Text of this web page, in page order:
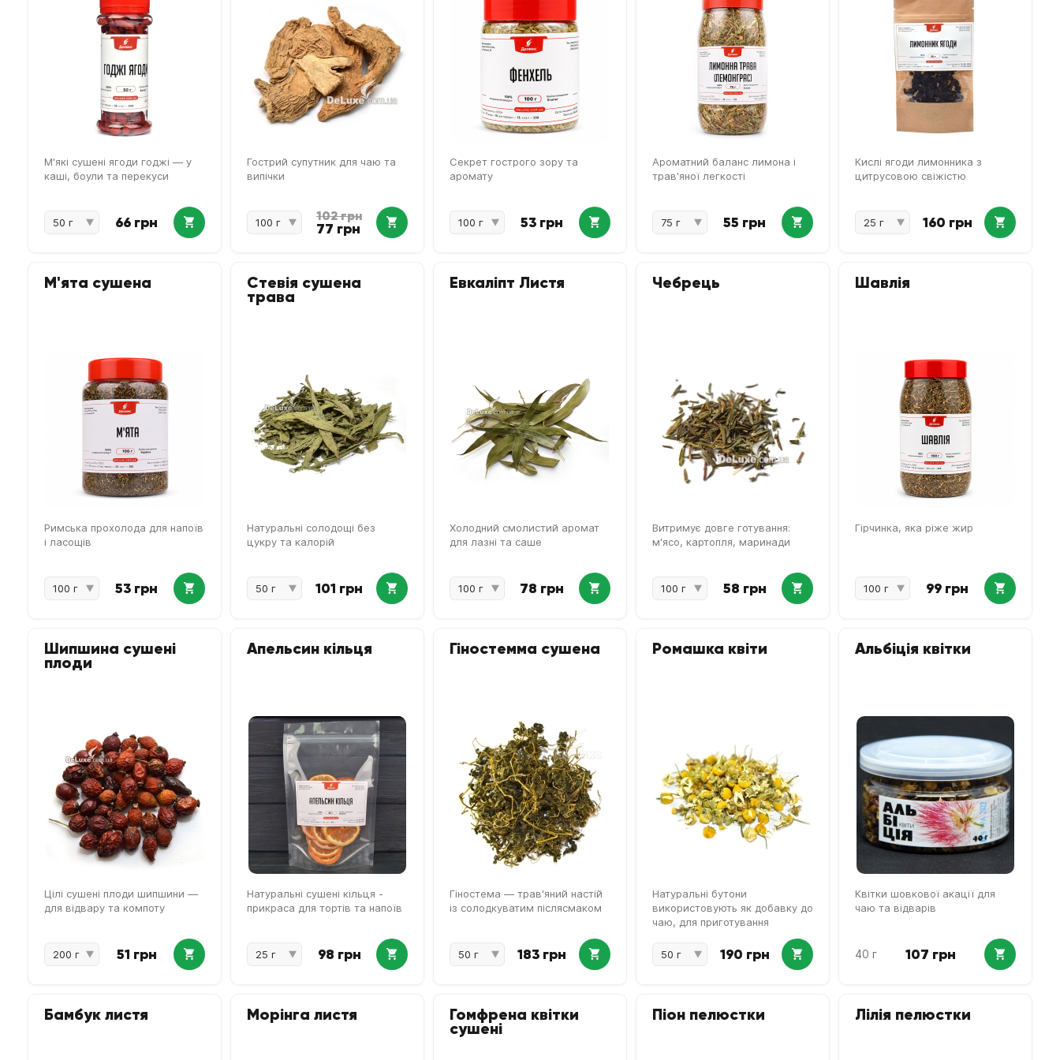
М'які сушені ягоди годжі — у
каші, боули та перекуси
66 грн
Гострий супутник для чаю та
випічки
102 грн
77 грн
Секрет гострого зору та
аромату
53 грн
Ароматний баланс лимона і
трав'яної легкості
55 грн
Кислі ягоди лимонника з
цитрусовою свіжістю
160 грн
М'ята сушена
Римська прохолода для напоїв
і ласощів
53 грн
Стевія сушена
трава
Натуральні солодощі без
цукру та калорій
101 грн
Евкаліпт Листя
Холодний смолистий аромат
для лазні та саше
78 грн
Чебрець
Витримує довге готування:
м'ясо, картопля, маринади
58 грн
Шавлія
Гірчинка, яка ріже жир
99 грн
Шипшина сушені
плоди
Цілі сушені плоди шипшини —
для відвару та компоту
51 грн
Апельсин кільця
Натуральні сушені кільця -
прикраса для тортів та напоїв
98 грн
Гіностемма сушена
Гіностема — трав'яний настій
із солодкуватим післясмаком
183 грн
Ромашка квіти
Натуральні бутони
використовують як добавку до
чаю, для приготування
виробів.
190 грн
Альбіція квітки
Квітки шовкової акації для
чаю та відварів
40 г 107 грн
Бамбук листя Морінга листя Гомфрена квітки
сушені
Піон пелюстки Лілія пелюстки